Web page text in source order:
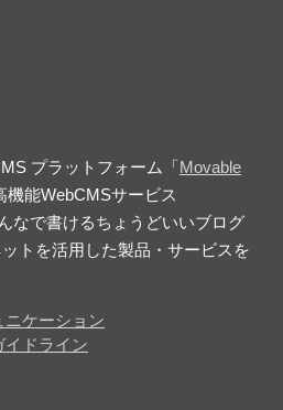
プラットフォーム「 Movable
機能WebCMSサービス
なで書けるちょうどいいブログ
ットを活用した製品・サービスを
ニケーション
イドライン